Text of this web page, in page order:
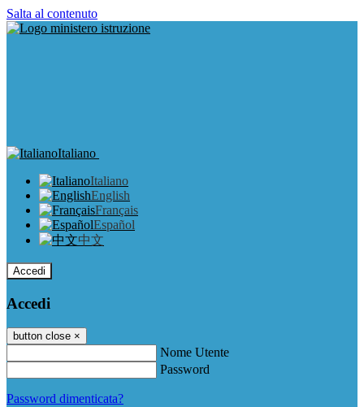
Salta al contenuto
Italiano
Italiano
English
Français
Español
中文
Accedi
Accedi
button close ×
Nome Utente
Password
Password dimenticata?